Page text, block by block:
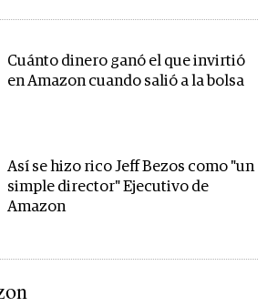
Cuánto dinero ganó el que invirtió
en Amazon cuando salió a la bolsa
Así se hizo rico Jeff Bezos como "un
simple director" Ejecutivo de
Amazon